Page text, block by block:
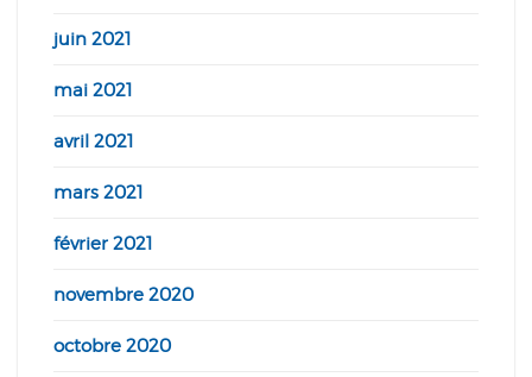
juin 2021
mai 2021
avril 2021
mars 2021
février 2021
novembre 2020
octobre 2020